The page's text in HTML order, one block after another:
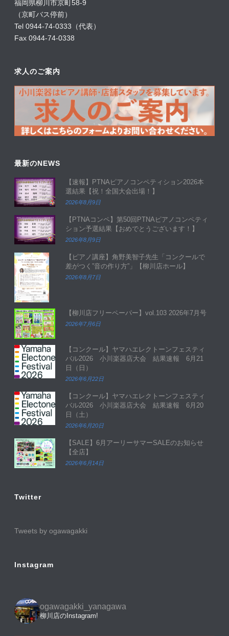
福岡県柳川市京町58-9
（京町バス停前）
Tel 0944-74-0333（代表）
Fax 0944-74-0338
求人のご案内
最新のNEWS
【速報】PTNAピアノコンペティション2026本
選結果【祝！全国大会出場！】
2026年8月9日
【PTNAコンペ】第50回PTNAピアノコンペティ
ション予選結果【おめでとうございます！】
2026年8月9日
【ピアノ講座】角野美智子先生「コンクールで
差がつく”音の作り方”」【柳川店ホール】
2026年8月7日
【柳川店フリーペーパー】vol.103 2026年7月号
2026年7月6日
【コンクール】ヤマハエレクトーンフェスティ
バル2026 小川楽器店大会 結果速報 6月21
日（日）
2026年6月22日
【コンクール】ヤマハエレクトーンフェスティ
バル2026 小川楽器店大会 結果速報 6月20
日（土）
2026年6月20日
【SALE】6月アーリーサマーSALEのお知らせ
【全店】
2026年6月14日
Twitter
Tweets by ogawagakki
Instagram
ogawagakki_yanagawa
柳川店のInstagram!